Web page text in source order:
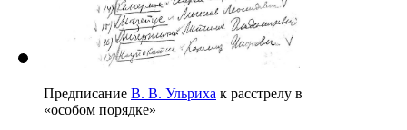
Предписание В. В. Ульриха к расстрелу в
«особом порядке»